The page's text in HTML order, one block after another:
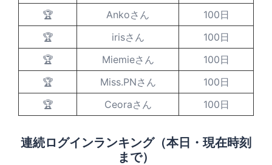
🏆
Ankoさん
100日
🏆
irisさん
100日
🏆
Miemieさん
100日
🏆
Miss.PNさん
100日
🏆
Ceoraさん 100日
連続ログインランキング（本日・現在時刻
まで）